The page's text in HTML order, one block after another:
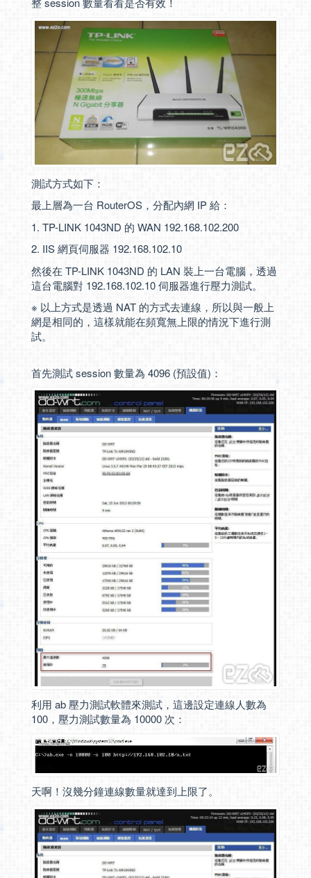
測試方式如下：
最上層為一台 RouterOS，分配內網 IP 給：
1. TP-LINK 1043ND 的 WAN 192.168.102.200
2. IIS 網頁伺服器 192.168.102.10
然後在 TP-LINK 1043ND 的 LAN 裝上一台電腦，透過
這台電腦對 192.168.102.10 伺服器進行壓力測試。
※ 以上方式是透過 NAT 的方式去連線，所以與一般上
網是相同的，這樣就能在頻寬無上限的情況下進行測
試。
首先測試 session 數量為 4096 (預設值)：
利用 ab 壓力測試軟體來測試，這邊設定連線人數為
100，壓力測試數量為 10000 次：
天啊！沒幾分鐘連線數量就達到上限了。